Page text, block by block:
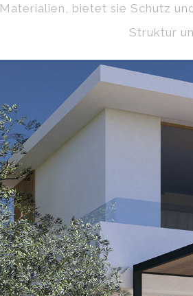
Materialien, bietet sie Schutz
Struktur